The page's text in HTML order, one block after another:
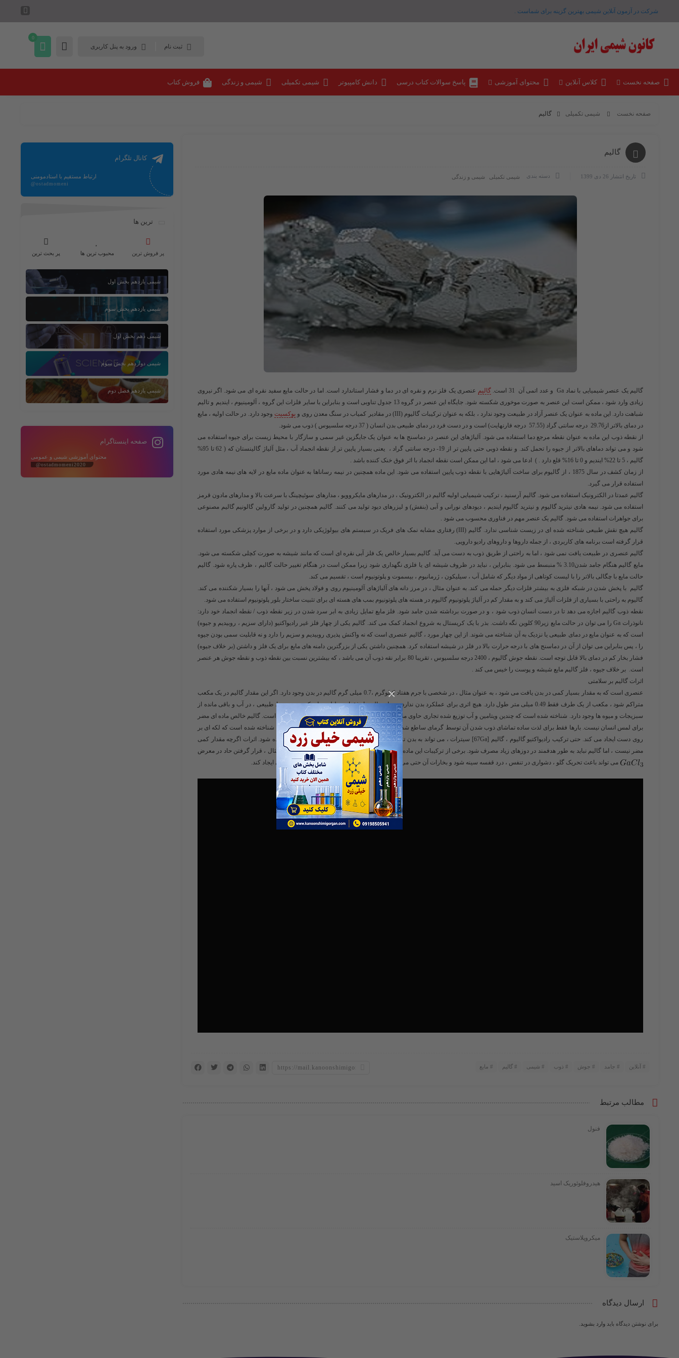
×
شرکت در آزمون آنلاین شیمی بهترین گزینه برای شماست .
ثبت نام ورود به پنل کاربری
0
صفحه نخست کلاس آنلاین محتوای آموزشی پاسخ سوالات کتاب درسی دانش کامپیوتر شیمی تکمیلی شیمی و زندگی فروش کتاب
صفحه نخست شیمی تکمیلی گالیم
گالیم
تاریخ انتشار 26 دی 1399 دسته بندی شیمی تکمیلی شیمی و زندگی
گالیم یک عنصر شیمیایی با نماد Ga و عدد اتمی آن 31 است. گالیم عنصری یک فلز نرم و نقره ای در دما و فشار استاندارد است. اما در حالت مایع سفید نقره ای می شود. اگر نیروی
زیادی وارد شود ، ممکن است این عنصر به صورت موخوری شکسته شود. جایگاه این عنصر در گروه 13 جدول تناوبی است و بنابراین با سایر فلزات این گروه ، آلومینیوم ، ایندیم و تالیم
شباهت دارد. این ماده به عنوان یک عنصر آزاد در طبیعت وجود ندارد ، بلکه به عنوان ترکیبات گالیوم (III) در مقادیر کمیاب در سنگ معدن روی و
بوکسیت وجود دارد. در حالت اولیه ، مایع
در دمای بالاتر از29.76 درجه سانتی گراد (57.55 درجه فارنهایت) است و در دست فرد در دمای طبیعی بدن انسان ( 37 درجه سلسیوس ) ذوب می شود.
از نقطه ذوب این ماده به عنوان نقطه مرجع دما استفاده می شود. آلیاژهای این عنصر در دماسنج ها به عنوان یک جایگزین غیر سمی و سازگار با محیط زیست برای جیوه استفاده می
شود و می تواند دماهای بالاتر از جیوه را تحمل کند. و نقطه ذوبی حتی پایین تر از 19- درجه سانتی گراد ، یعنی بسیار پایین تر از نقطه انجماد آب ، مثل آلیاژ گالینستان که ( 62 تا 95%
گالیم ، 5 تا 22% ایندیم و 0 تا 16% قلع دارد . ) ادعا می شود ، اما این ممکن است نقطه انجماد با اثر فوق خنک کننده باشد .
از زمان کشف در سال 1875 ، از گالیوم برای ساخت آلیاژهایی با نقطه ذوب پایین استفاده می شود. این ماده همچنین در نیمه رساناها به عنوان ماده مایع در لایه های نیمه هادی مورد
استفاده قرار می گیرد.
گالیم عمدتا در الکترونیک استفاده می شود. گالیم آرسنید ، ترکیب شیمیایی اولیه گالیم در الکترونیک ، در مدارهای مایکروویو ، مدارهای سوئیچینگ با سرعت بالا و مدارهای مادون قرمز
استفاده می شود. نیمه هادی نیترید گالیوم و نیترید گالیوم ایندیم ، دیودهای نورانی و آبی (بنفش) و لیزرهای دیود تولید می کنند. گالیم همچنین در تولید گارولین گالونیم گالیم مصنوعی
برای جواهرات استفاده می شود. گالیم یک عنصر مهم در فناوری محسوب می شود .
گالیم هیچ نقش طبیعی شناخته شده ای در زیست شناسی ندارد. گالیم (III) رفتاری مشابه نمک های فریک در سیستم های بیولوژیکی دارد و در برخی از موارد پزشکی مورد استفاده
قرار گرفته است برنامه های کاربردی ، از جمله داروها و داروهای رادیو دارویی.
گالیم عنصری در طبیعت یافت نمی شود ، اما به راحتی از طریق ذوب به دست می آید. گالیم بسیار خالص یک فلز آبی نقره ای است که مانند شیشه به صورت کچلی شکسته می شود.
مایع گالیم هنگام جامد شدن3.10 % منبسط می شود. بنابراین ، نباید در ظروف شیشه ای یا فلزی نگهداری شود زیرا ممکن است در هنگام تغییر حالت گالیم ، ظرف پاره شود. گالیم
حالت مایع با چگالی بالاتر را با لیست کوتاهی از مواد دیگر که شامل آب ، سیلیکون ، ژرمانیوم ، بیسموت و پلوتونیوم است ، تقسیم می کند.
گالیم با پخش شدن در شبکه فلزی به بیشتر فلزات دیگر حمله می کند. به عنوان مثال ، در مرز دانه های آلیاژهای آلومینیوم روی و فولاد پخش می شود ، آنها را بسیار شکننده می کند.
گالیوم به راحتی با بسیاری از فلزات آلیاژ می کند و به مقدار کم در آلیاژ پلوتونیوم گالیوم در هسته های پلوتونیوم بمب های هسته ای برای تثبیت ساختار بلور پلوتونیوم استفاده می شود.
نقطه ذوب گالیم اجازه می دهد تا در دست انسان ذوب شود ، و در صورت برداشته شدن جامد شود. فلز مایع تمایل زیادی به ابر سرد شدن در زیر نقطه ذوب / نقطه انجماد خود دارد:
نانوذرات Ga را می توان در حالت مایع زیر90 کلوین نگه داشت. بذر با یک کریستال به شروع انجماد کمک می کند. گالیم یکی از چهار فلز غیر رادیواکتیو (دارای سزیم ، روبیدیم و جیوه)
است که به عنوان مایع در دمای طبیعی یا نزدیک به آن شناخته می شوند. از این چهار مورد ، گالیم عنصری است که نه واکنش پذیری روبیدیم و سزیم را دارد و نه قابلیت سمی بودن جیوه
را ، پس بنابراین می توان از آن در دماسنج های با درجه حرارت بالا در فلز در شیشه استفاده کرد. همچنین داشتن یکی از بزرگترین دامنه های مایع برای یک فلز و داشتن (بر خلاف جیوه)
فشار بخار کم در دمای بالا قابل توجه است. نقطه جوش گالیوم ، 2400 درجه سلسیوس ، تقریبا 80 برابر نقه ذوب آن می باشد ، که بیشترین نسبت بین نقطه ذوب و نقطه جوش هر عنصر
است. بر خلاف جیوه ، فلز گالیم مایع شیشه و پوست را خیس می کند .
اثرات گالیم بر سلامتی
عنصری است که به مقدار بسیار کمی در بدن یافت می شود ، به عنوان مثال ، در شخصی با جرم هفتاد کیلوگرم ،0.7 میلی گرم گالیم در بدن وجود دارد. اگر این مقدار گالیم در یک مکعب
متراکم شود ، مکعب از یک طرف فقط 0.49 میلی متر طول دارد. هیچ اثری برای عملکرد بدن ندارد و به احتمال زیاد فقط به دلیل ردپای کمی در محیط طبیعی ، در آب و باقی مانده از
سبزیجات و میوه ها وجود دارد. شناخته شده است که چندین ویتامین و آب توزیع شده تجاری حاوی مقادیر کمیاب گالیوم با کمتر از یک قسمت در میلیون است. گالیم خالص ماده ای مضر
برای لمس انسان نیست. بارها فقط برای لذت ساده تماشای ذوب شدن آن توسط گرمای ساطع شده از دست انسان ، بارها کار شده است. با این حال ، شناخته شده است که لکه ای بر
روی دست ایجاد می کند. حتی ترکیب رادیواکتیو گالیوم ، گالیم [67Ga] سیترات ، می تواند به بدن تزریق شود و برای اسکن این عنصربدون ضرر استفاده شود. اثرات اگرچه مقدار کمی
مضر نیست ، اما گالیم نباید به طور هدفمند در دوزهای زیاد مصرف شود. برخی از ترکیبات این ماده در واقع می توانند بسیار خطرناک باشند. به عنوان مثال ، قرار گرفتن حاد در معرض
می تواند باعث تحریک گلو ، دشواری در تنفس ، درد قفسه سینه شود و بخارات آن حتی می تواند شرایط بسیار جدی مانند ادم ریوی و فلج جزئی ایجاد کند.
آنلاین جامد جوش ذوب شیمی گالیم مایع
مطالب مرتبط
فنول
هیدروفلوئوریک اسید
میکروپلاستیک
ارسال دیدگاه
برای نوشتن دیدگاه باید وارد بشوید
کانال تلگرام
ارتباط مستقیم با استادمومنی
@ostadmomeni
ترین ها
پر فروش ترین محبوب ترین ها پر بحث ترین
شیمی یازدهم بخش اول
شیمی یازدهم بخش سوم
شیمی دهم بخش اول
شیمی دوازدهم بخش سوم
شیمی یازدهم فصل دوم
صفحه اینستاگرام
محتوای آموزشی شیمی و عمومی
@ostadmomeni2020